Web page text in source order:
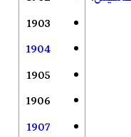
1903
1904
1905
1906
1907